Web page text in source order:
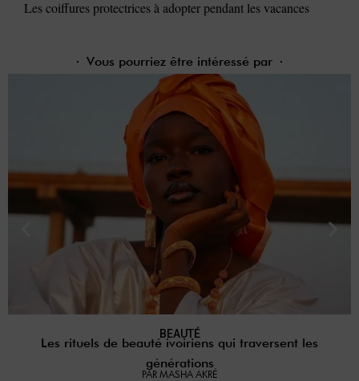
Les coiffures protectrices à adopter pendant les vacances
Vous pourriez être intéressé par
BEAUTÉ
Les rituels de beauté ivoiriens qui traversent les
générations
PAR MASHA AKRÉ